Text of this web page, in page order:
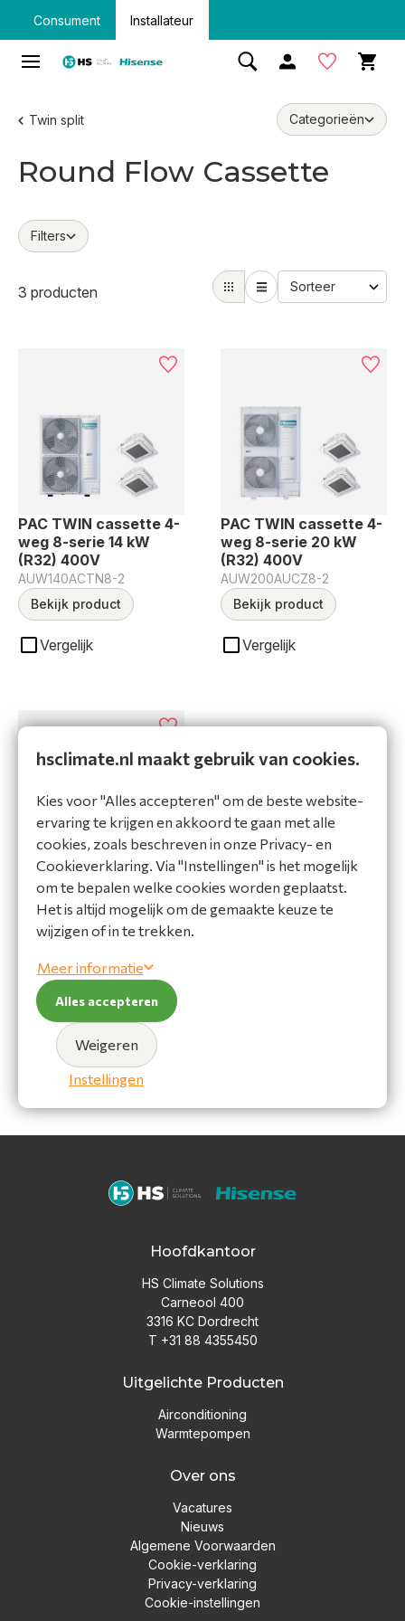
Consument Installateur
Twin split Categorieën
Round Flow Cassette
Filters
3 producten
PAC TWIN cassette 4-
weg 8-serie 14 kW
(R32) 400V
AUW140ACTN8-2
Bekijk product
Vergelijk
PAC TWIN cassette 4-
weg 8-serie 20 kW
(R32) 400V
AUW200AUCZ8-2
Bekijk product
Vergelijk
PAC TWIN cassette 4-
weg 8-serie 25 kW
(R32) 400V
AUW250AUCZ8-2
Bekijk product
Vergelijk
Hoofdkantoor
HS Climate Solutions
Carneool 400
3316 KC Dordrecht
T +31 88 4355450
Uitgelichte Producten
Airconditioning
Warmtepompen
Over ons
Vacatures
Nieuws
Algemene Voorwaarden
Cookie-verklaring
Privacy-verklaring
Cookie-instellingen
hsclimate.nl maakt gebruik van cookies.
Kies voor "Alles accepteren" om de beste website-
ervaring te krijgen en akkoord te gaan met alle
cookies, zoals beschreven in onze Privacy- en
Cookieverklaring. Via "Instellingen" is het mogelijk
om te bepalen welke cookies worden geplaatst.
Het is altijd mogelijk om de gemaakte keuze te
wijzigen of in te trekken.
Meer informatie
Instellingen
Weigeren
Alles accepteren